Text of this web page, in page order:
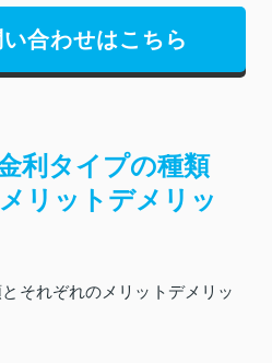
合わせはこちら
利タイプの種類
リットデメリッ
それぞれのメリットデメリッ